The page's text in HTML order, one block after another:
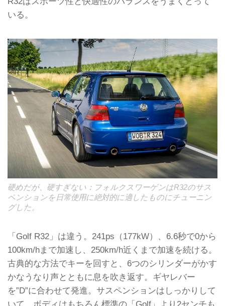
いる。
硬めだが、硬すぎない：フォルクスワーゲンはR32のサス
ペンションを日常使用に絶対的に適したものにチューニン
グした。
「Golf R32」は違う。241ps（177kW）、6.6秒で0から
100km/hまで加速し、250km/h近くまで加速を続ける。
古典的な方法でキーを回すと、6つのシリンダーがかす
かなうなり声とともに息を吹き返す。ギヤレバー
を”D”に合わせて発進。サスペンションはしっかりして